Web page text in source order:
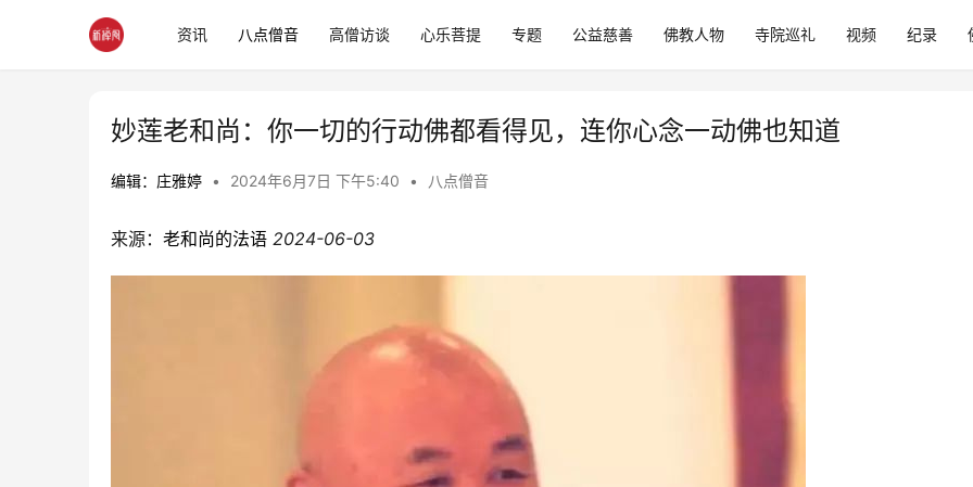
资讯 八点僧音 高僧访谈 心乐菩提 专题 公益慈善 佛教人物 寺院巡礼 视频 纪录
妙莲老和尚：你一切的行动佛都看得见，连你心念一动佛也知道
编辑：庄雅婷 • 2024年6月7日 下午5:40 • 八点僧音
来源： 老和尚的法语 2024-06-03